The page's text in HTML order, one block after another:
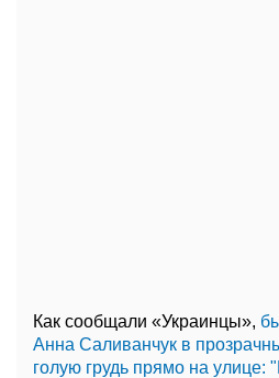
Как сообщали «Украинцы»,
Анна Саливанчук в
голую грудь прямо на улице: